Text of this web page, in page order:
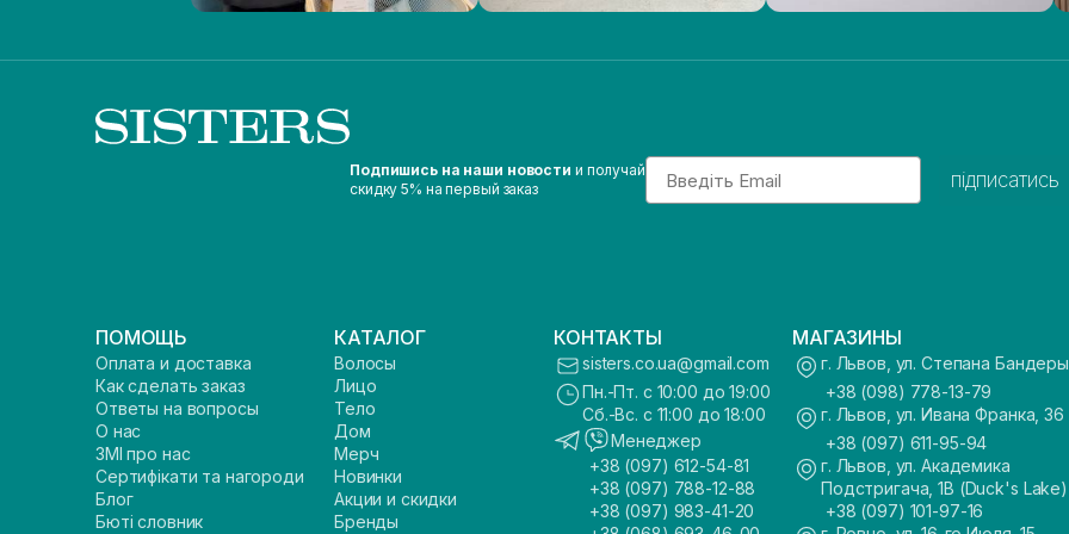
Подпишись на наши новости и получай
скидку 5% на первый заказ
Email
підписатись
ПОМОЩЬ
Оплата и доставка
Как сделать заказ
Ответы на вопросы
О нас
ЗМІ про нас
Сертифікати та нагороди
Блог
Бюті словник
КАТАЛОГ
Волосы
Лицо
Тело
Дом
Мерч
Новинки
Акции и скидки
Бренды
КОНТАКТЫ
sisters.co.ua@gmail.com
Пн.-Пт. с 10:00 до 19:00
Сб.-Вс. с 11:00 до 18:00
Менеджер
+38 (097) 612-54-81
+38 (097) 788-12-88
+38 (097) 983-41-20
МАГАЗИНЫ
г. Львов, ул. Степана
+38 (098) 778-13-79
г. Львов, ул. Ивана Франка, 36
+38 (097) 611-95-94
г. Львов, ул. Академика
Подстригача, 1В (Duck's Lake)
+38 (097) 101-97-16